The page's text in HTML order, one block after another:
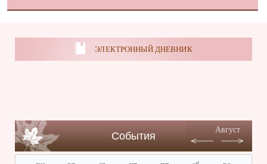
ЭЛЕКТРОННЫЙ ДНЕВНИК
События
Август